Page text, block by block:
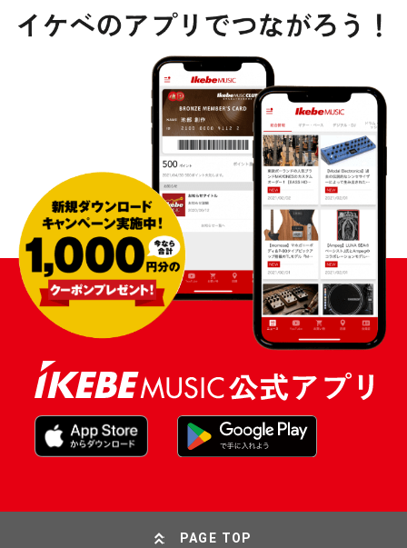
PAGE TOP